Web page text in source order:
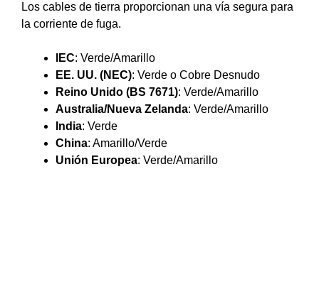
Los cables de tierra proporcionan una vía segura para
la corriente de fuga.
IEC: Verde/Amarillo
EE. UU. (NEC): Verde o Cobre Desnudo
Reino Unido (BS 7671): Verde/Amarillo
Australia/Nueva Zelanda: Verde/Amarillo
India: Verde
China: Amarillo/Verde
Unión Europea: Verde/Amarillo